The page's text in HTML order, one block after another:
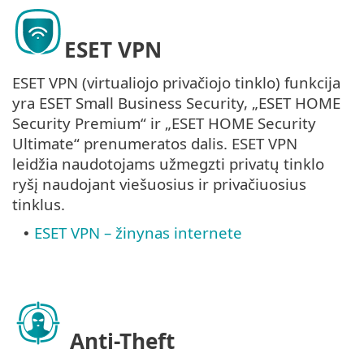
ESET VPN
ESET VPN (virtualiojo privačiojo tinklo) funkcija
yra ESET Small Business Security, „ESET HOME
Security Premium“ ir „ESET HOME Security
Ultimate“ prenumeratos dalis. ESET VPN
leidžia naudotojams užmegzti privatų tinklo
ryšį naudojant viešuosius ir privačiuosius
tinklus.
• ESET VPN – žinynas internete
Anti-Theft